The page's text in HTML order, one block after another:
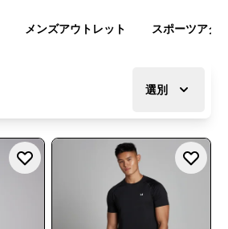
メンズアウトレット スポーツアク
選別